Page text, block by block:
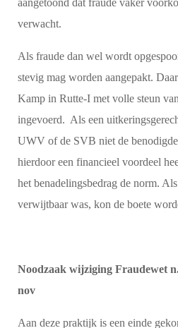
aangetoond dat fraude vaker
verwacht.
Als fraude dan wel wordt
stevig mag worden aangepakt.
Kamp in Rutte-I met volle steun
ingevoerd. Als een
UWV of de SVB niet de
hierdoor een financieel voordeel
het benadelingsbedrag de norm.
verwijtbaar was, kon de boete
Noodzaak wijziging Fraudewet
nov
Aan deze praktijk is een einde